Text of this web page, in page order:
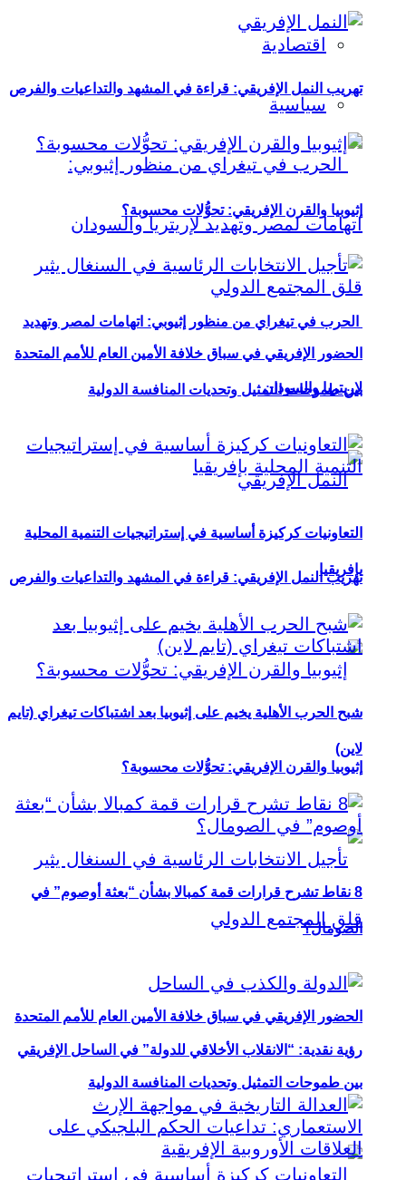
اقتصادية
سياسية
الحرب في تيغراي من منظور إثيوبي: اتهامات لمصر وتهديد
لإريتريا والسودان
تهريب النمل الإفريقي: قراءة في المشهد والتداعيات والفرص
إثيوبيا والقرن الإفريقي: تحوُّلات محسوبة؟
الحضور الإفريقي في سباق خلافة الأمين العام للأمم المتحدة
بين طموحات التمثيل وتحديات المنافسة الدولية
تهريب النمل الإفريقي: قراءة في المشهد والتداعيات والفرص
إثيوبيا والقرن الإفريقي: تحوُّلات محسوبة؟
الحضور الإفريقي في سباق خلافة الأمين العام للأمم المتحدة
بين طموحات التمثيل وتحديات المنافسة الدولية
التعاونيات كركيزة أساسية في إستراتيجيات التنمية المحلية
بإفريقيا
شبح الحرب الأهلية يخيم على إثيوبيا بعد اشتباكات تيغراي (تايم
لاين)
8 نقاط تشرح قرارات قمة كمبالا بشأن “بعثة أوصوم” في
الصومال؟
رؤية نقدية: “الانقلاب الأخلاقي للدولة” في الساحل الإفريقي